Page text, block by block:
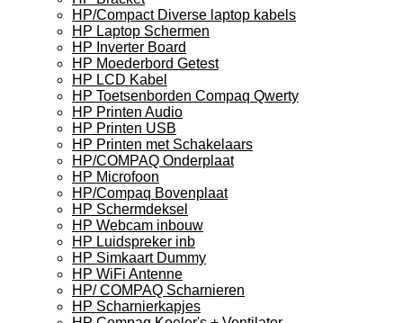
HP/Compact Diverse laptop kabels
HP Laptop Schermen
HP Inverter Board
HP Moederbord Getest
HP LCD Kabel
HP Toetsenborden Compaq Qwerty
HP Printen Audio
HP Printen USB
HP Printen met Schakelaars
HP/COMPAQ Onderplaat
HP Microfoon
HP/Compaq Bovenplaat
HP Schermdeksel
HP Webcam inbouw
HP Luidspreker inb
HP Simkaart Dummy
HP WiFi Antenne
HP/ COMPAQ Scharnieren
HP Scharnierkapjes